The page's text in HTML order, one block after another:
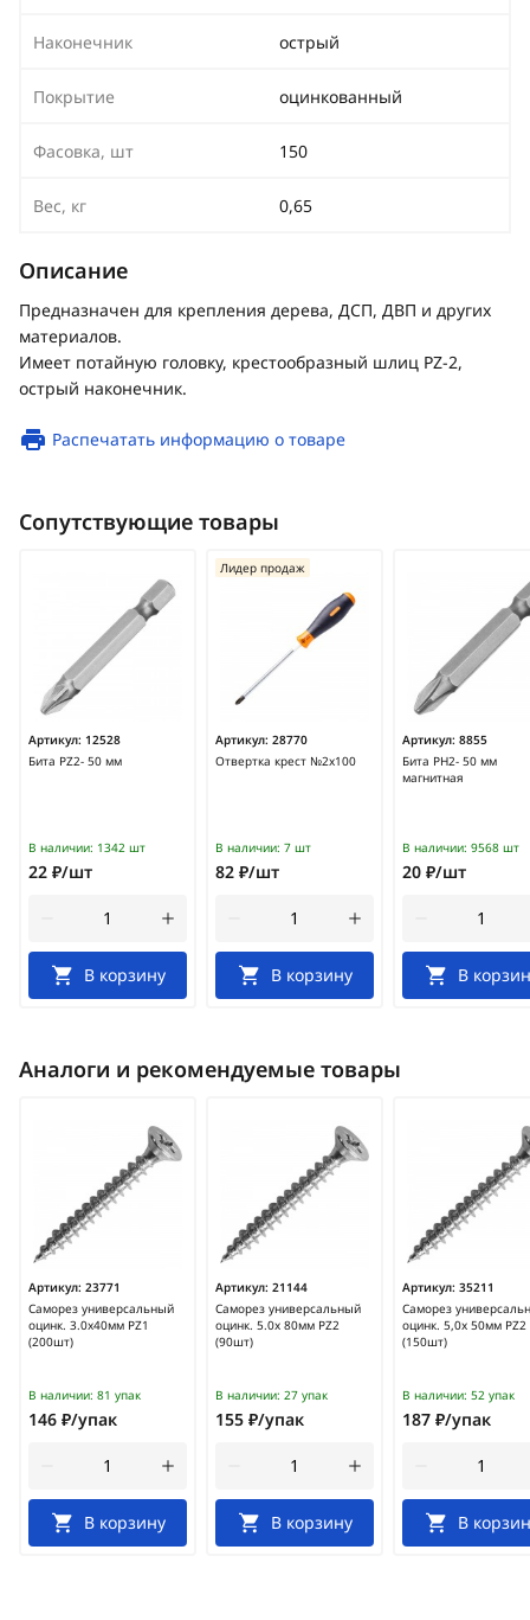
Наконечник острый
Покрытие оцинкованный
Фасовка, шт 150
Вес, кг 0,65
Описание
Предназначен для крепления дерева, ДСП, ДВП и других
материалов.
Имеет потайную головку, крестообразный шлиц PZ-2,
острый наконечник.
Распечатать информацию о товаре
Сопутствующие товары
Артикул: 12528
Бита PZ2- 50 мм
В наличии: 1342 шт
22 ₽/шт
В корзину
Артикул: 28770
Отвертка крест №2х100
Лидер продаж
В наличии: 7 шт
82 ₽/шт
В корзину
Артикул: 8855
Бита PH2- 50 мм
магнитная
В наличии: 9568 шт
20 ₽/шт
В
Аналоги и рекомендуемые товары
Артикул: 23771
Саморез универсальный
оцинк. 3.0х40мм PZ1
(200шт)
В наличии: 81 упак
146 ₽/упак
В корзину
Артикул: 21144
Саморез универсальный
оцинк. 5.0х 80мм PZ2
(90шт)
В наличии: 27 упак
155 ₽/упак
В корзину
Артикул: 35211
Саморез
оцинк. 5,0х 50мм PZ2
(150шт)
В наличии: 52 упак
187 ₽/упак
В